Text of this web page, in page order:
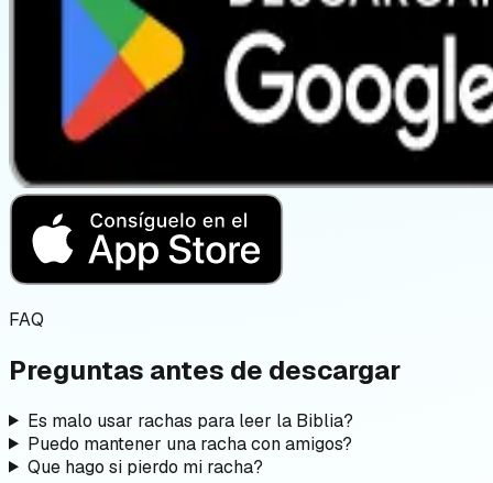
FAQ
Preguntas antes de descargar
Es malo usar rachas para leer la Biblia?
Puedo mantener una racha con amigos?
Que hago si pierdo mi racha?